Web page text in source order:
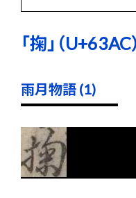
「掬」（
雨月物語 (1)